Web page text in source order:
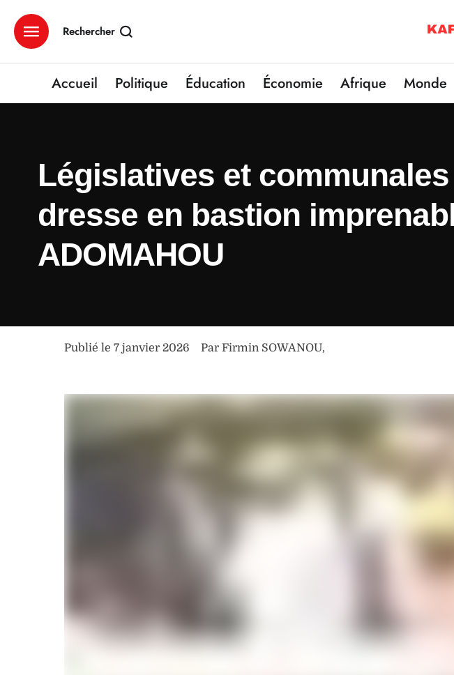
Rechercher
Accueil Politique Éducation Économie Afrique Monde
Législatives et
dresse en bastion
ADOMAHOU
Publié le 7 janvier 2026 Par Firmin SOWANOU,